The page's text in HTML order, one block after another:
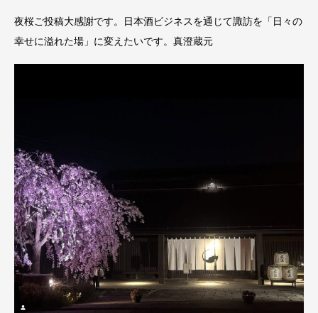
夜桜ご投稿大感謝です。日本酒ビジネスを通じて諏訪を「日々の
幸せに溢れた場」に変えたいです。真澄蔵元